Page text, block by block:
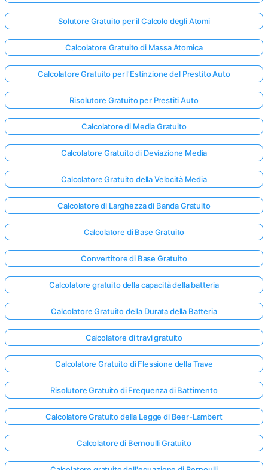
Solutore Gratuito per il Calcolo degli Atomi
Calcolatore Gratuito di Massa Atomica
Calcolatore Gratuito per l'Estinzione del Prestito Auto
Risolutore Gratuito per Prestiti Auto
Calcolatore di Media Gratuito
Calcolatore Gratuito di Deviazione Media
Calcolatore Gratuito della Velocità Media
Calcolatore di Larghezza di Banda Gratuito
Calcolatore di Base Gratuito
Convertitore di Base Gratuito
Calcolatore gratuito della capacità della batteria
Calcolatore Gratuito della Durata della Batteria
Calcolatore di travi gratuito
Calcolatore Gratuito di Flessione della Trave
Risolutore Gratuito di Frequenza di Battimento
Calcolatore Gratuito della Legge di Beer-Lambert
Calcolatore di Bernoulli Gratuito